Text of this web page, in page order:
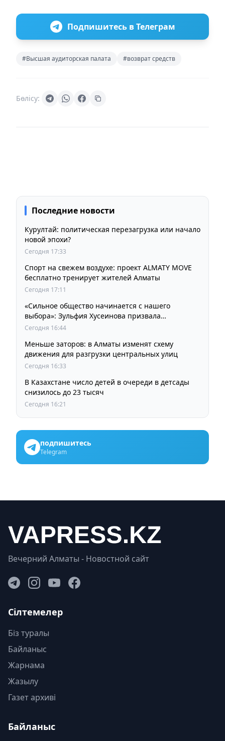
Подпишитесь в Телеграм
#Высшая аудиторская палата #возврат средств
Бөлісу:
Последние новости
Курултай: политическая перезагрузка или начало
новой эпохи?
Сегодня 17:33
Спорт на свежем воздухе: проект ALMATY MOVE
бесплатно тренирует жителей Алматы
Сегодня 17:11
«Сильное общество начинается с нашего
выбора»: Зульфия Хусеинова призвала
казахстанцев принять участие в выборах
Сегодня 16:44
Меньше заторов: в Алматы изменят схему
движения для разгрузки центральных улиц
Сегодня 16:33
В Казахстане число детей в очереди в детсады
снизилось до 23 тысяч
Сегодня 16:21
подпишитесь
Telegram
Вечерний Алматы - Новостной сайт
Сілтемелер
Біз туралы
Байланыс
Жарнама
Жазылу
Газет архиві
Байланыс